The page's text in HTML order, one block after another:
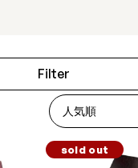
Filter
sold out